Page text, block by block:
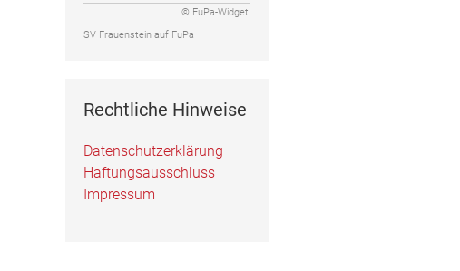
© FuPa-Widget
SV Frauenstein auf FuPa
Rechtliche Hinweise
Datenschutzerklärung
Haftungsausschluss
Impressum